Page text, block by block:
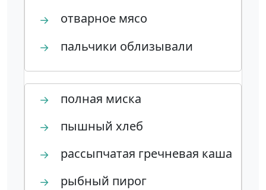
→ отварное мясо
→ пальчики облизывали
→ полная миска
→ пышный хлеб
→ рассыпчатая гречневая каша
→ рыбный пирог